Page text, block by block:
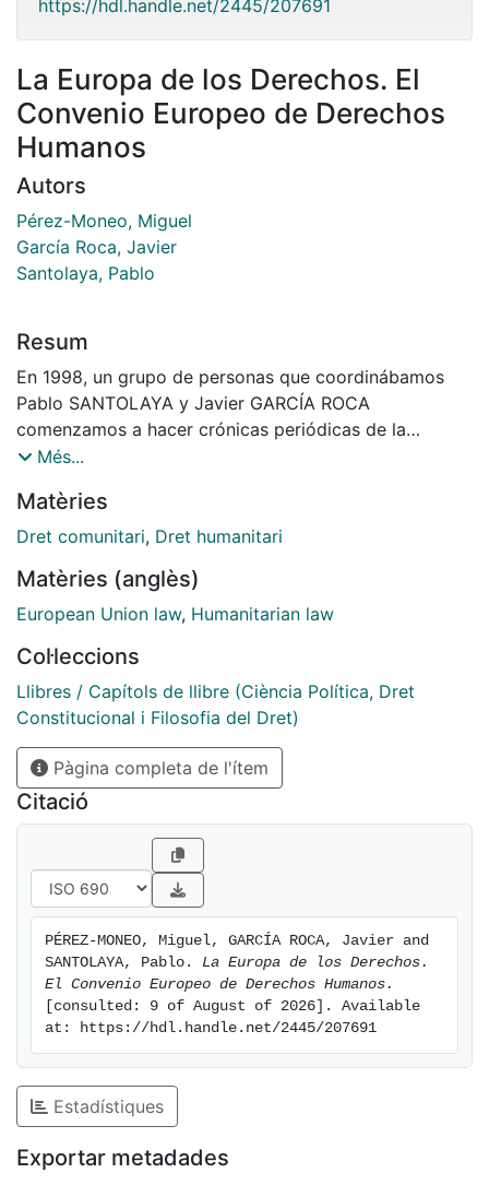
https://hdl.handle.net/2445/207691
La Europa de los Derechos. El
Convenio Europeo de Derechos
Humanos
Autors
Pérez-Moneo, Miguel
García Roca, Javier
Santolaya, Pablo
Resum
En 1998, un grupo de personas que coordinábamos
Pablo SANTOLAYA y Javier GARCÍA ROCA
comenzamos a hacer crónicas periódicas de la
jurisprudencia del Tribunal Europeo de Derechos
publicaban en la revista Justicia Administrativa de Lex
Nova, y siguen editándose ahora en la prestigiosa
las sentencias europeas, pronto nos dimos cuenta -
nada mejor que un método inductivo en estos
trans-versal Derecho Común Europeo en materia de
derechos fundamentales en Estrasburgo. Ad-vertimos
que este acervo convencional y su eficacia de cosa
interpretada iba a transformar seriamente todo el
ordenamiento jurídico español y la misma jurisdicción
constitucional y ordinaria. La doctrina española no era
entonces muy consciente de ese fuerte impacto de la
integración europea, e incluso algunos dudaban de
que fueran verdaderos derechos funda-mentales, o se
contentaban con la afirmación superficial de que se
trataba de meras sentencias declarativas. Ha llevado
un tiempo percibir donde estaba ubicada esta
montaña y sus colosa-les dimensiones.
Més...
Matèries
Dret comunitari, Dret humanitari
Matèries (anglès)
European Union law, Humanitarian law
Col·leccions
Llibres / Capítols de llibre (Ciència Política, Dret
Constitucional i Filosofia del Dret)
Pàgina completa de l'ítem
Citació
PÉREZ-MONEO, Miguel, GARCÍA ROCA, Javier and
SANTOLAYA, Pablo. La Europa de los Derechos.
El Convenio Europeo de Derechos Humanos.
[consulted: 9 of August of 2026]. Available
at: https://hdl.handle.net/2445/207691
Estadístiques
Exportar metadades